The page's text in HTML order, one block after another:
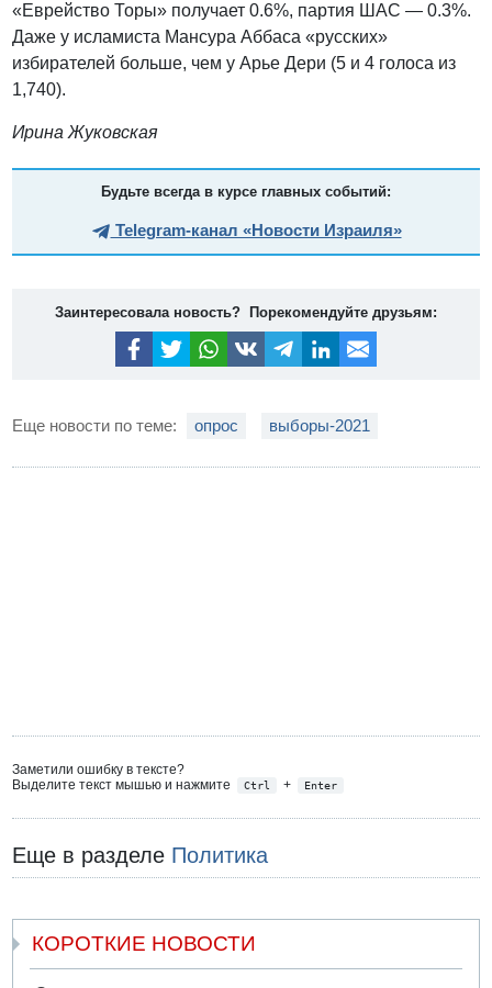
«Еврейство Торы» получает 0.6%, партия ШАС — 0.3%.
Даже у исламиста Мансура Аббаса «русских»
избирателей больше, чем у Арье Дери (5 и 4 голоса из
1,740).
Ирина Жуковская
Будьте всегда в курсе главных событий:
Telegram-канал «Новости Израиля»
Заинтересовала новость? Порекомендуйте друзьям:
Еще новости по теме: опрос выборы-2021
Заметили ошибку в тексте?
Выделите текст мышью и нажмите
Ctrl + Enter
Еще в разделе Политика
КОРОТКИЕ НОВОСТИ